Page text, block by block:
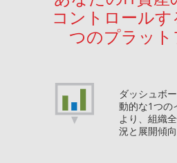
コントロール
つのプラッ
ダッシュボ
動的な1つの
より、組織
況と展開傾